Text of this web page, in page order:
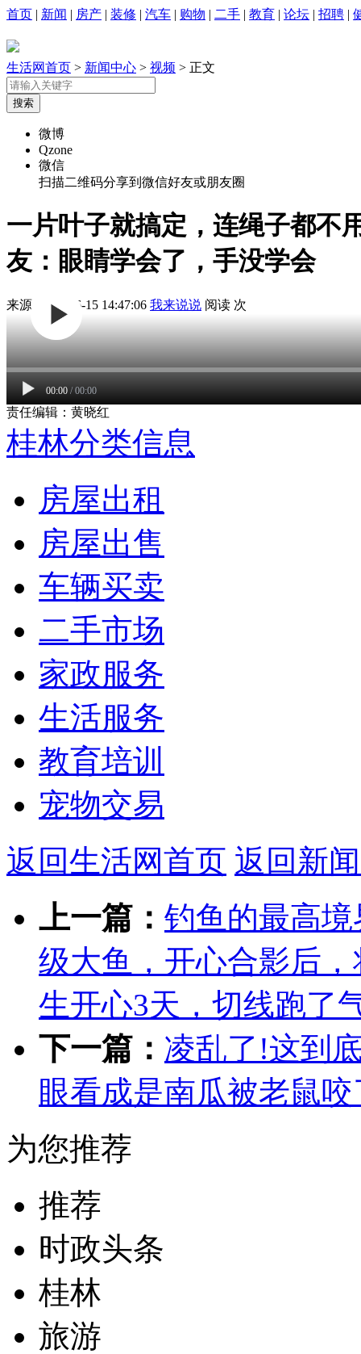
首页 | 新闻 | 房产 | 装修 | 汽车 | 购物 | 二手 | 教育 | 论坛 | 招聘 |
生活网首页 > 新闻中心 > 视频 > 正文
微博
Qzone
微信
扫描二维码分享到微信好友或朋友圈
一片叶子就搞定，连绳子都不
友：眼睛学会了，手没学会
来源: 2026-06-15 14:47:06 我来说说 阅读 次
00:00 / 00:00
责任编辑：黄晓红
桂林分类信息
房屋出租
房屋出售
车辆买卖
二手市场
家政服务
生活服务
教育培训
宠物交易
返回生活网首页 返回新
上一篇： 钓鱼的最高
级大鱼，开心合影后
生开心3天，切线跑了
下一篇： 凌乱了!这到
眼看成是南瓜被老鼠咬
为您推荐
推荐
时政头条
桂林
旅游